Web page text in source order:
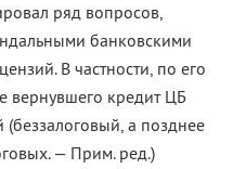
ряд вопросов,
банковскими
В частности, по его
вернувшего кредит ЦБ
а позднее
— Прим. ред.)